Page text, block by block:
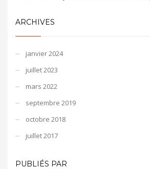
ARCHIVES
janvier 2024
juillet 2023
mars 2022
septembre 2019
octobre 2018
juillet 2017
PUBLIÉS PAR